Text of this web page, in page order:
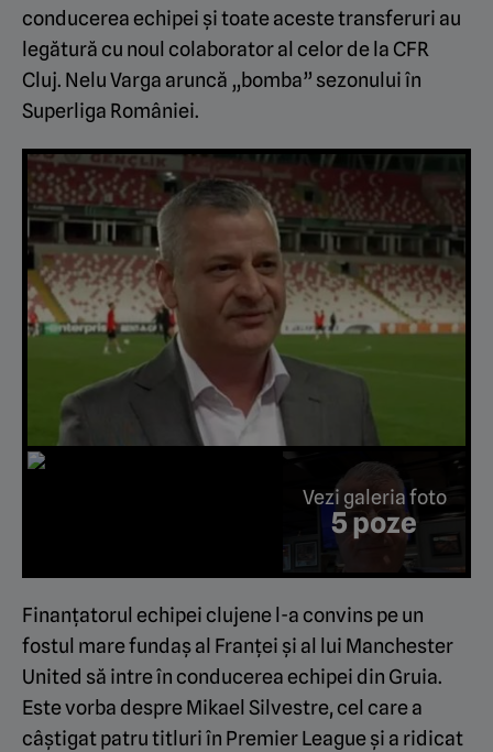
conducerea echipei și toate aceste transferuri au
legătură cu noul colaborator al celor de la CFR
Cluj. Nelu Varga aruncă „bomba” sezonului în
Superliga României.
Vezi galeria foto
5 poze
Finanțatorul echipei clujene l-a convins pe un
fostul mare fundaș al Franței și al lui Manchester
United să intre în conducerea echipei din Gruia.
Este vorba despre Mikael Silvestre, cel care a
câștigat patru titluri în Premier League și a ridicat